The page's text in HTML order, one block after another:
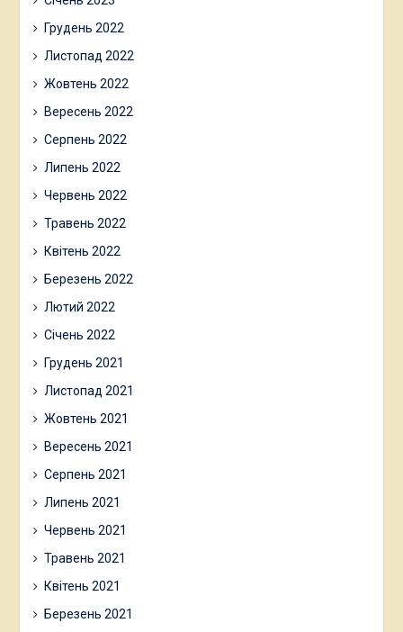
Грудень 2022
Листопад 2022
Жовтень 2022
Вересень 2022
Серпень 2022
Липень 2022
Червень 2022
Травень 2022
Квітень 2022
Березень 2022
Лютий 2022
Січень 2022
Грудень 2021
Листопад 2021
Жовтень 2021
Вересень 2021
Серпень 2021
Липень 2021
Червень 2021
Травень 2021
Квітень 2021
Березень 2021